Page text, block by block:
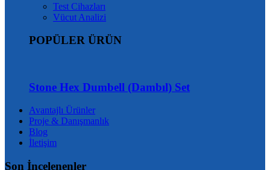
Test Cihazları
Vücut Analizi
POPÜLER ÜRÜN
Stone Hex Dumbell (Dambıl) Set
Avantajlı Ürünler
Proje & Danışmanlık
Blog
İletişim
Son İncelenenler